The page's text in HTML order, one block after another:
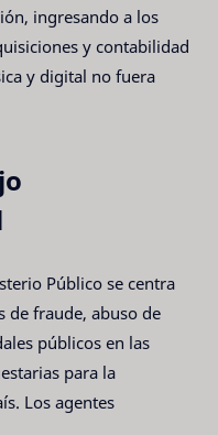
ingresando a los
y contabilidad
y digital no fuera
Público se centra
de fraude, abuso de
públicos en las
para la
Los agentes